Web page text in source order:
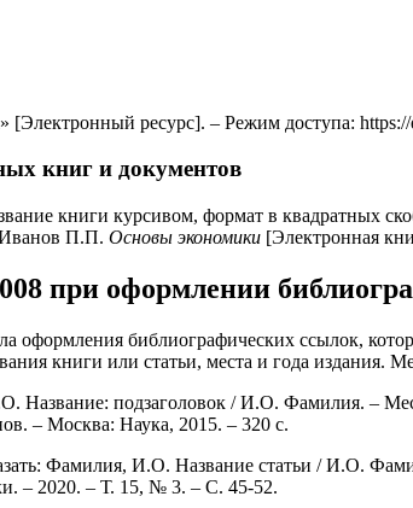
ресурс]. – Режим доступа:
книг и документов
книги курсивом, формат в квадратных
П.П. Основы экономики [Электронная
при оформлении
оформления библиографических ссылок,
книги или статьи, места и года издания.
Название: подзаголовок / И.О. Фамилия. –
– Москва: Наука, 2015. – 320 с.
Фамилия, И.О. Название статьи / И.О.
– 2020. – Т. 15, № 3. – С. 45-52.